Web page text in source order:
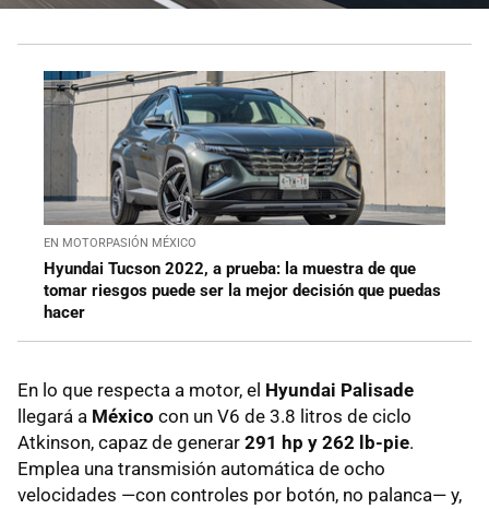
EN MOTORPASIÓN MÉXICO
Hyundai Tucson 2022, a prueba: la muestra de que
tomar riesgos puede ser la mejor decisión que puedas
hacer
En lo que respecta a motor, el Hyundai Palisade
llegará a México con un V6 de 3.8 litros de ciclo
Atkinson, capaz de generar 291 hp y 262 lb-pie.
Emplea una transmisión automática de ocho
velocidades —con controles por botón, no palanca— y,